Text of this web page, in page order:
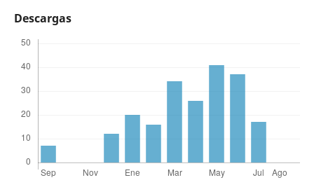
Descargas